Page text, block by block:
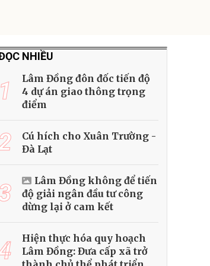
NHIỀU
1
Lâm Đồng đôn đốc tiến độ
4 dự án giao thông trọng
điểm
Cú hích cho Xuân Trường -
Đà Lạt
Lâm Đồng không để tiến
độ giải ngân đầu tư công
dừng lại ở cam kết
Hiện thực hóa quy hoạch
Lâm Đồng: Đưa cấp xã trở